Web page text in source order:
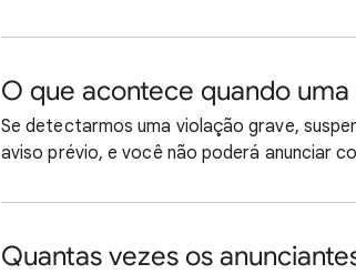
O que acontece quando
Se detectarmos uma violação grave,
aviso prévio, e você não poderá anunciar
Quantas vezes os